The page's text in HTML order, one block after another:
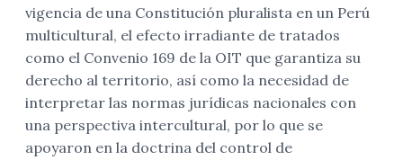
vigencia de una Constitución pluralista en un Perú
multicultural, el efecto irradiante de tratados
como el Convenio 169 de la OIT que garantiza su
derecho al territorio, así como la necesidad de
interpretar las normas jurídicas nacionales con
una perspectiva intercultural, por lo que se
apoyaron en la doctrina del control de